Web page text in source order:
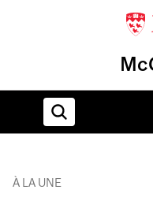
Home
À LA UNE